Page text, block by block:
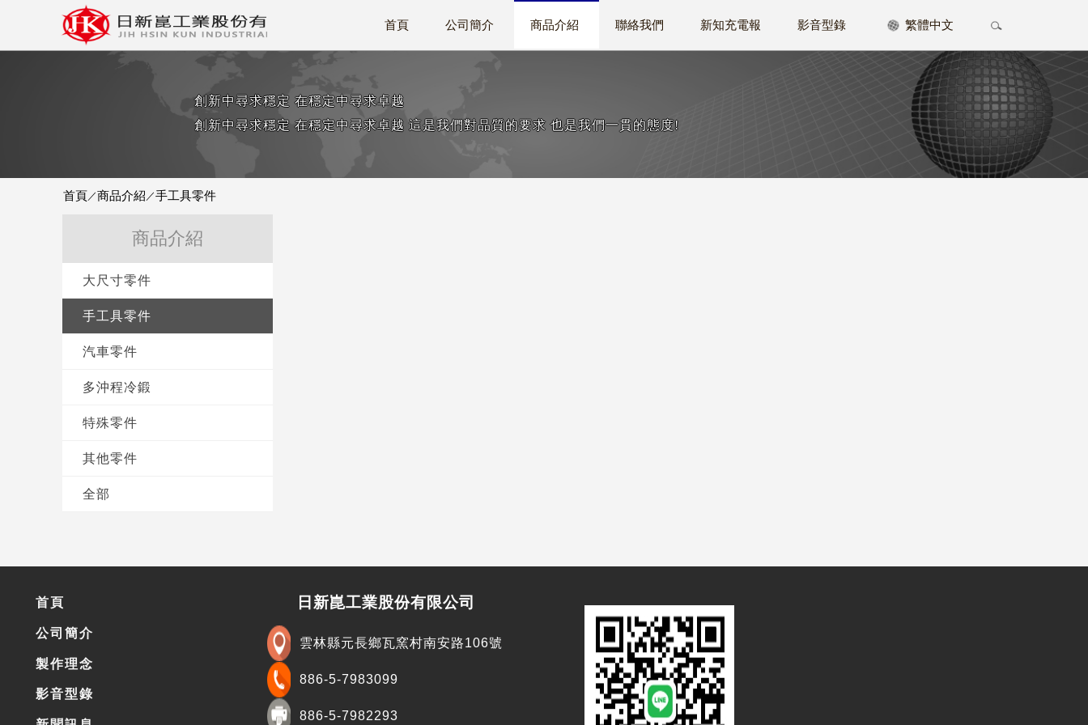
首頁 公司簡介 商品介紹 聯絡我們 新知充電報 影音型錄 繁體中文
創新中尋求穩定 在穩定中尋求卓越
創新中尋求穩定 在穩定中尋求卓越 這是我們對品質的要求 也是我們一貫的態度!
首頁／商品介紹 ／手工具零件
商品介紹
大尺寸零件
手工具零件
汽車零件
多沖程冷鍛
特殊零件
其他零件
全部
首頁
公司簡介
製作理念
影音型錄
日新崑工業股份有限公司
雲林縣元長鄉瓦窯村南安路106號
886-5-7983099
886-5-7982293